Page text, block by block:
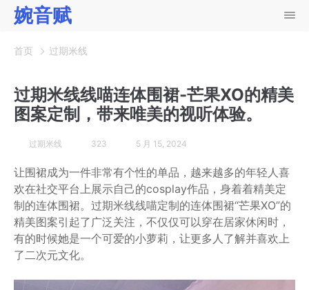
婉音赋
首页 过期米线
过期米线线喵连体围裙-芒果XO的精美
图案定制，带来唯美的视听体验。
过期米线 323 5 月 15, 2024
让围裙成为一件非常有个性的单品，越来越多的年轻人喜
欢在社交平台上展示自己的cosplay作品，身着着精美定
制的连体围裙。过期米线线喵定制的连体围裙“芒果XO”的
精美图案引起了广泛关注，不仅仅可以穿在居家休闲时，
有的时候她是一个可爱的小萝莉，让更多人了解并喜欢上
了二次元文化。